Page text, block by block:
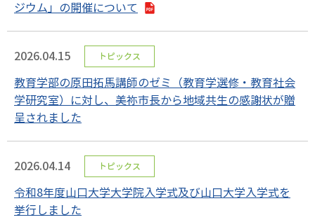
ジウム」の開催について
2026.04.15 トピックス
教育学部の原田拓馬講師のゼミ（教育学選修・教育社会
学研究室）に対し、美祢市長から地域共生の感謝状が贈
呈されました
2026.04.14 トピックス
令和8年度山口大学大学院入学式及び山口大学入学式を
挙行しました